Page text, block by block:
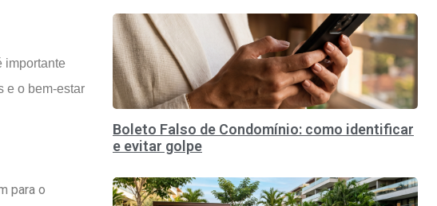
importante
e o bem-estar
para o
Boleto Falso de Condomínio: como identificar
e evitar golpe